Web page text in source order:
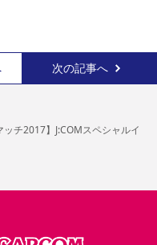
次の記事へ
ッチ2017】J:COMスペシャルイ